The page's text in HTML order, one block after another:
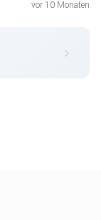
vor 10 Monaten